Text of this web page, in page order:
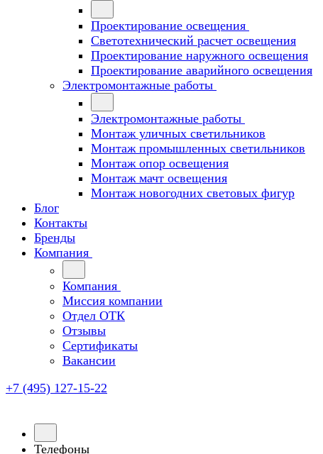
Проектирование освещения
Светотехнический расчет освещения
Проектирование наружного освещения
Проектирование аварийного освещения
Электромонтажные работы
Электромонтажные работы
Монтаж уличных светильников
Монтаж промышленных светильников
Монтаж опор освещения
Монтаж мачт освещения
Монтаж новогодних световых фигур
Блог
Контакты
Бренды
Компания
Компания
Миссия компании
Отдел ОТК
Отзывы
Сертификаты
Вакансии
+7 (495) 127-15-22
Телефоны